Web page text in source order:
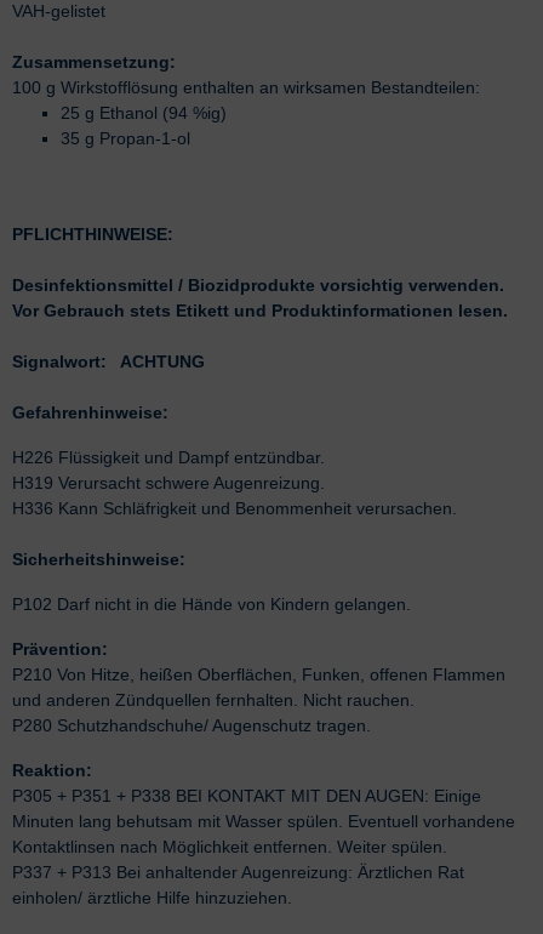
VAH-gelistet
Zusammensetzung:
100 g Wirkstofflösung enthalten an wirksamen Bestandteilen:
25 g Ethanol (94 %ig)
35 g Propan-1-ol
PFLICHTHINWEISE:
Desinfektionsmittel / Biozidprodukte vorsichtig verwenden.
Vor Gebrauch stets Etikett und Produktinformationen lesen.
Signalwort: ACHTUNG
Gefahrenhinweise:
H226 Flüssigkeit und Dampf entzündbar.
H319 Verursacht schwere Augenreizung.
H336 Kann Schläfrigkeit und Benommenheit verursachen.
Sicherheitshinweise:
P102 Darf nicht in die Hände von Kindern gelangen.
Prävention:
P210 Von Hitze, heißen Oberflächen, Funken, offenen Flammen
und anderen Zündquellen fernhalten. Nicht rauchen.
P280 Schutzhandschuhe/ Augenschutz tragen.
Reaktion:
P305 + P351 + P338 BEI KONTAKT MIT DEN AUGEN: Einige
Minuten lang behutsam mit Wasser spülen. Eventuell vorhandene
Kontaktlinsen nach Möglichkeit entfernen. Weiter spülen.
P337 + P313 Bei anhaltender Augenreizung: Ärztlichen Rat
einholen/ ärztliche Hilfe hinzuziehen.